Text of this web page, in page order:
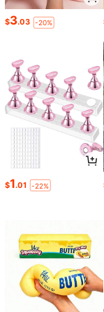
$3.03 -20%
$1.01 -22%